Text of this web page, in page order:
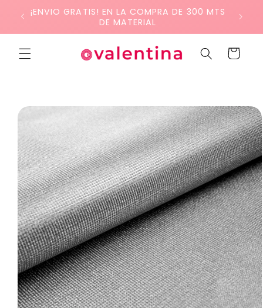
directamente
¡ENVIO GRATIS! EN LA COMPRA DE 300 MTS
DE MATERIAL
Carrito
directamente
a la
del producto